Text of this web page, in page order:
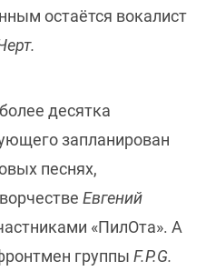
остаётся вокалист
десятка
запланирован
песнях,
Евгений
«ПилОта». А
группы F.P.G.